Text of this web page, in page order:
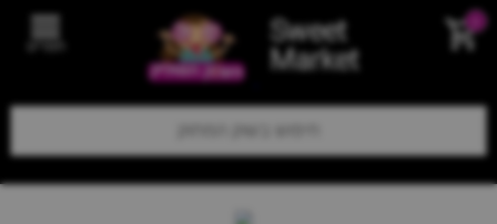
Sweet
Market תפריט